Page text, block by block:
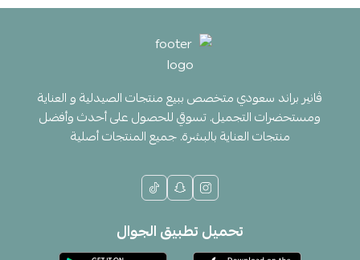
ڤانير براند سعودي متخصص ببيع منتجات الصيدلية و العناية
ومستحضرات التجميل. تسوقي للحصول على أحدث وأفضل
منتجات العناية بالبشرة. جميع المنتجات أصلية
تحميل تطبيق الجوال